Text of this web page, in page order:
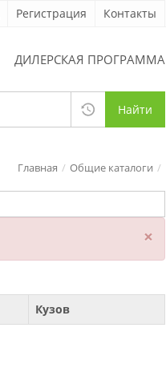
Регистрация Контакты
ДИЛЕРСКАЯ ПРОГРАММА
Найти
Главная Общие каталоги
×
Кузов